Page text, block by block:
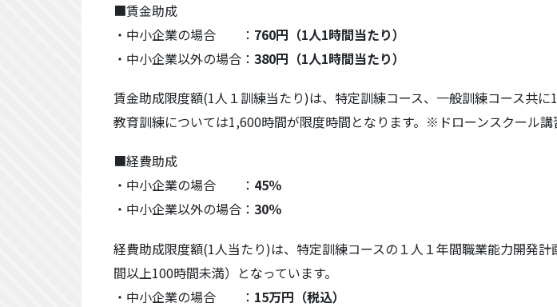
■賃金助成
・中小企業の場合 ： 760円（1人1時間当たり）
・中小企業以外の場合： 380円（1人1時間当たり）
賃金助成限度額(1人１訓練当たり)は、特定訓練コース、一般訓練コース共
教育訓練については1,600時間が限度時間となります。※ドローンスクール講
■経費助成
・中小企業の場合 ： 45％
・中小企業以外の場合： 30％
経費助成限度額(1人当たり)は、特定訓練コースの１人１年間職業能力開発
間以上100時間未満）となっています。
・中小企業の場合 ： 15万円（税込）